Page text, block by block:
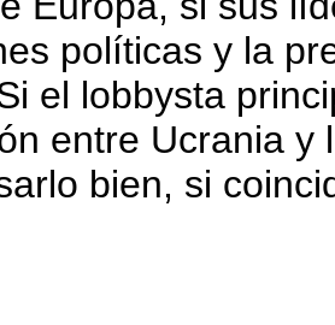
políticas y la
el lobbysta
entre Ucrania y
bien, si